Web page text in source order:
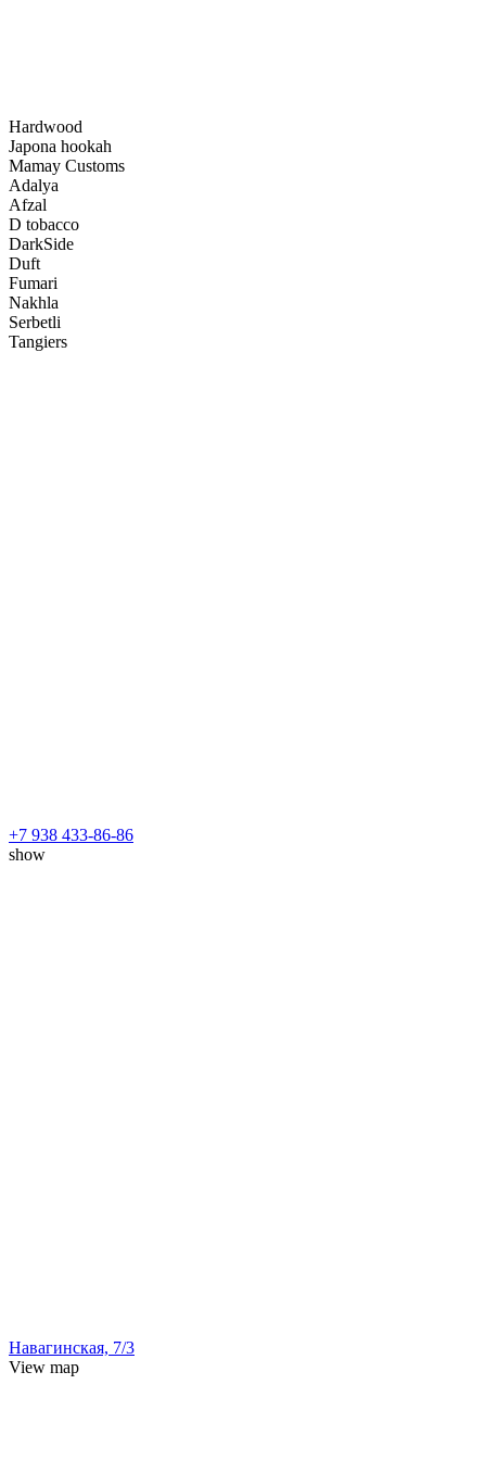
Hardwood
Japona hookah
Mamay Customs
Adalya
Afzal
D tobacco
DarkSide
Duft
Fumari
Nakhla
Serbetli
Tangiers
+7 938 433-86-86
show
Навагинская, 7/3
View map